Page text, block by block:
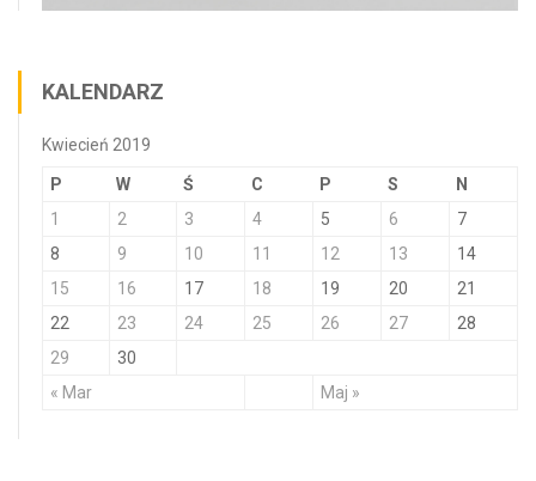
KALENDARZ
Kwiecień 2019
P W Ś C P S N
« Mar Maj »
1 2 3 4 5 6
7
8
9 10 11 12 13
14
15
16 17 18 19 20
21
22
23 24 25 26 27
28
29
30